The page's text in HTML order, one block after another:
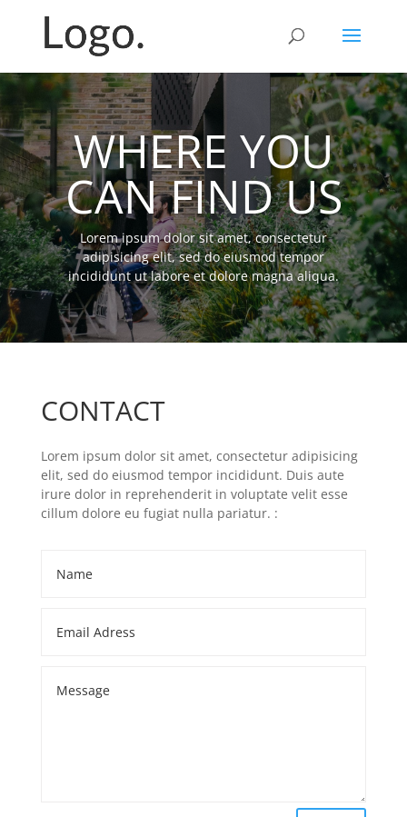
WHERE YOU
CAN FIND US
Lorem ipsum dolor sit amet, consectetur
adipisicing elit, sed do eiusmod tempor
incididunt ut labore et dolore magna aliqua.
CONTACT
Lorem ipsum dolor sit amet, consectetur adipisicing
elit, sed do eiusmod tempor incididunt. Duis aute
irure dolor in reprehenderit in voluptate velit esse
cillum dolore eu fugiat nulla pariatur. :